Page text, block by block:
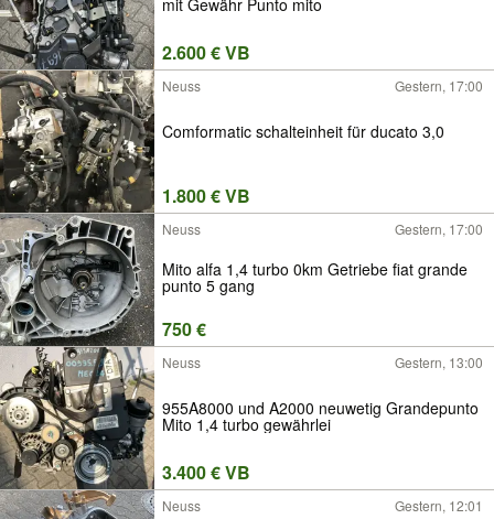
2.600 € VB
Neuss Gestern, 17:00
Comformatic schalteinheit für ducato 3,0
1.800 € VB
Neuss Gestern, 17:00
Mito alfa 1,4 turbo 0km Getriebe fiat grande
punto 5 gang
750 €
Neuss Gestern, 13:00
955A8000 und A2000 neuwetig Grandepunto
Mito 1,4 turbo gewährlei
3.400 € VB
Neuss Gestern, 12:01